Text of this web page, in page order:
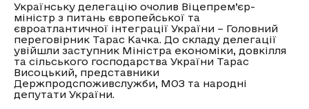
Українську делегацію очолив Віцепрем’єр-
міністр з питань європейської та
євроатлантичної інтеграції України – Головний
переговірник Тарас Качка. До складу делегації
увійшли заступник Міністра економіки, довкілля
та сільського господарства України Тарас
Висоцький, представники
Держпродспоживслужби, МОЗ та народні
депутати України.